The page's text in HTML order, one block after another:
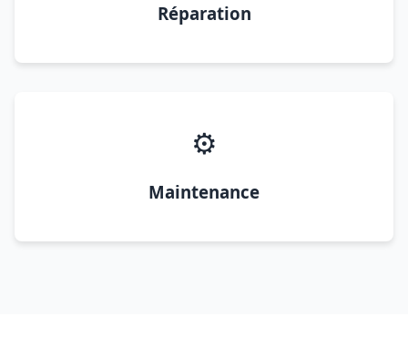
Réparation
⚙️
Maintenance